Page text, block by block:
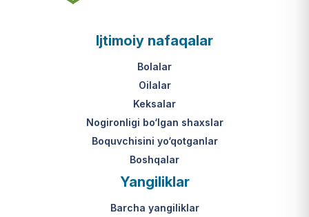
asosi nima?
(1-ilova, 6-band "j" va "l" kichik
jumladan, vasiylik, homiylik yoki
Ushbu xizmatning huquqiy
O‘zbekiston Respublikasi VMQ-893
hamda amaldagi imtiyozlar
to‘g‘risidagi qonunchilik.
Ijtimoiy nafaqalar
Bolalar
Oilalar
Keksalar
Nogironligi bo‘lgan shaxslar
Boquvchisini yo‘qotganlar
Boshqalar
Yangiliklar
Barcha yangiliklar